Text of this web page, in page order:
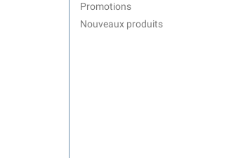
Promotions
Nouveaux produits